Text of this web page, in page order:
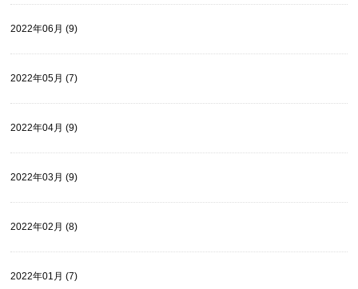
2022年06月 (9)
2022年05月 (7)
2022年04月 (9)
2022年03月 (9)
2022年02月 (8)
2022年01月 (7)